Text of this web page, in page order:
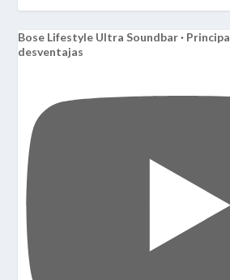
Bose Lifestyle Ultra Soundbar ·
desventajas